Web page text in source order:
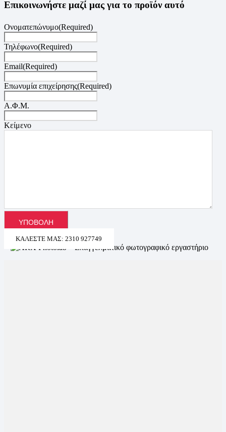
Επικοινωνήστε μαζί μας για το προϊόν αυτό
Ονοματεπώνυμο(Required)
Τηλέφωνο(Required)
Email(Required)
Επωνυμία επιχείρησης(Required)
Α.Φ.Μ.
Κείμενο
ΚΑΛΈΣΤΕ ΜΑΣ: 2310 927749